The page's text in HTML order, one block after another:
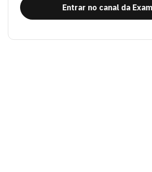
Entrar no canal da